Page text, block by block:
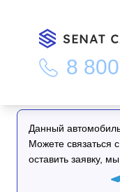
8
Главная Каталог/
Данный
Можете связаться
оставить заявку,